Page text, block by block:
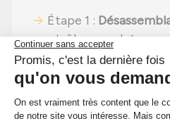
Étape 1 :
contrôle complet ;
Étape 2 :Nettoyage
éliminer toute
élément ;